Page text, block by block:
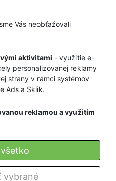
Vás neobťažovali
aktivitami - využitie e-
personalizovanej reklamy
strany v rámci systémov
Ads a Sklik.
reklamou a využitím
vybrané
OBCHOD
GARANCIA
NAJNIŽŠÍCH CIEN